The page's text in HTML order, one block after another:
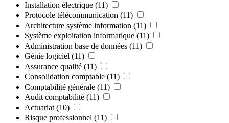
Installation électrique (11)
Protocole télécommunication (11)
Architecture système information (11)
Système exploitation informatique (11)
Administration base de données (11)
Génie logiciel (11)
Assurance qualité (11)
Consolidation comptable (11)
Comptabilité générale (11)
Audit comptabilité (11)
Actuariat (10)
Risque professionnel (11)